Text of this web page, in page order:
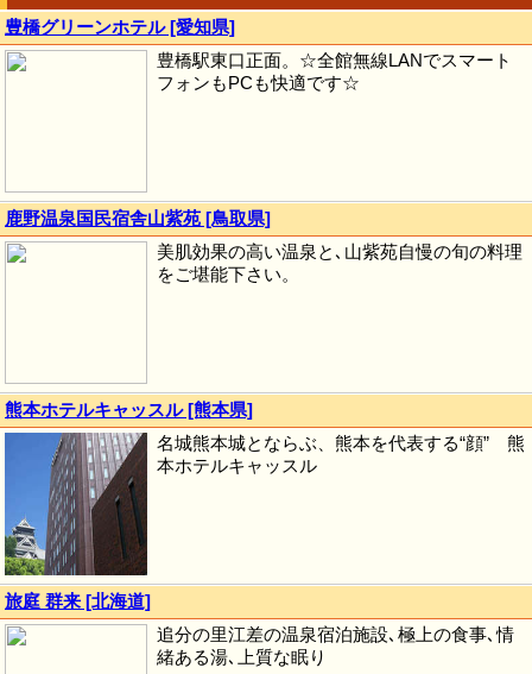
豊橋グリーンホテル [愛知県]
豊橋駅東口正面。☆全館無線LANでスマート
フォンもPCも快適です☆
鹿野温泉国民宿舎山紫苑 [鳥取県]
美肌効果の高い温泉と､山紫苑自慢の旬の料理
をご堪能下さい。
熊本ホテルキャッスル [熊本県]
名城熊本城とならぶ、熊本を代表する“顔” 熊
本ホテルキャッスル
旅庭 群来 [北海道]
追分の里江差の温泉宿泊施設､極上の食事､情
緒ある湯､上質な眠り